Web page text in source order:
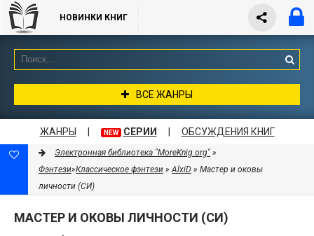
НОВИНКИ КНИГ
ВСЕ ЖАНРЫ
ЖАНРЫ NEW СЕРИИ ОБСУЖДЕНИЯ КНИГ
Электронная библиотека "MoreKnig.org" »
Фэнтези»Классическое фэнтези »AlxiD » Мастер и оковы
личности (СИ)
МАСТЕР И ОКОВЫ ЛИЧНОСТИ (СИ)